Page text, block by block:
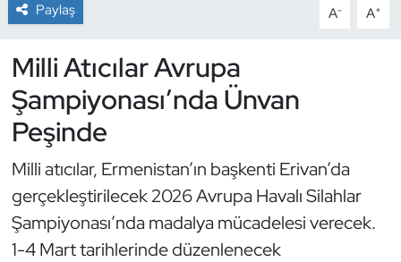
Paylaş A- A+
Milli Atıcılar Avrupa
Şampiyonası’nda Ünvan
Peşinde
Milli atıcılar, Ermenistan’ın başkenti Erivan’da
gerçekleştirilecek 2026 Avrupa Havalı Silahlar
Şampiyonası’nda madalya mücadelesi verecek.
1-4 Mart tarihlerinde düzenlenecek
Dans Sporları
Dövüş Sanatı
E-Spor
Eskrim
Futbol
Futsal